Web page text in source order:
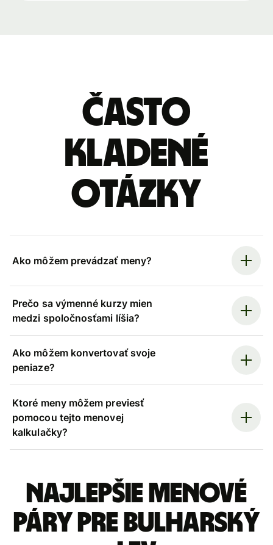
Často
kladené
otázky
Ako môžem prevádzať meny?
Prečo sa výmenné kurzy mien
medzi spoločnosťami líšia?
Ako môžem konvertovať svoje
peniaze?
Ktoré meny môžem previesť
pomocou tejto menovej
kalkulačky?
Najlepšie menové
páry pre Bulharský